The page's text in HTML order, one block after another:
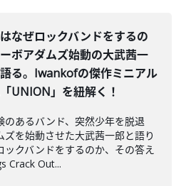
なぜロックバンドをするの
ボアダムズ始動の大武茜一
る。Iwankofの傑作ミニアル
UNION」を紐解く！
のあるバンド、突然少年を脱退
ズを始動させた大武茜一郎と語り
クバンドをするのか、その答え
Crack Out...